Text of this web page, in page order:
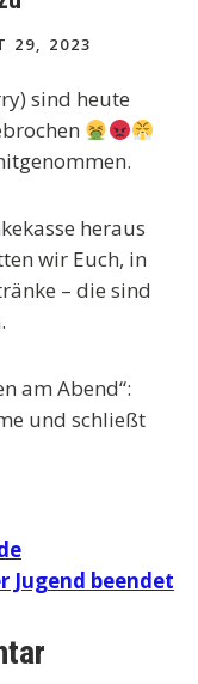
29, 2023
sind heute
heraus
wir Euch, in
– die sind
am Abend“:
und schließt
Jugend beendet